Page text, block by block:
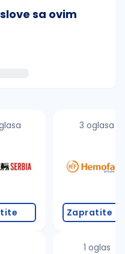
sa ovim
(koristite č, ć, š, đ,
grad
pretrage
3 oglasa
Zapratite
1 oglas